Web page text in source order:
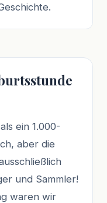
ein 1.000-
aber die
und Sammler!
waren wir